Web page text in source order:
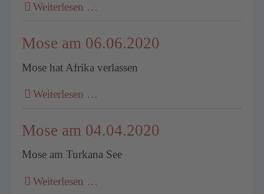
Weiterlesen …
Mose am 06.06.2020
Mose hat Afrika verlassen
Weiterlesen …
Mose am 04.04.2020
Mose am Turkana See
Weiterlesen …